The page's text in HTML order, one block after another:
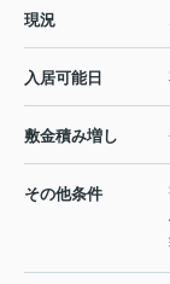
現況
入居可能日
敷金積み増し
その他条件